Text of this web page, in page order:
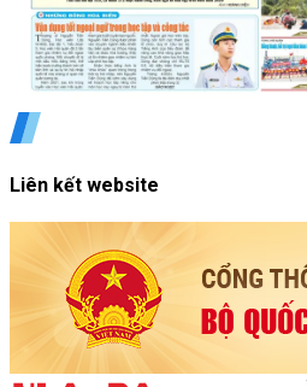
Liên kết website